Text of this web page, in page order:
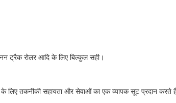
ट्रैक रोलर आदि के लिए बिल्कुल सही।
लिए तकनीकी सहायता और सेवाओं का एक व्यापक सूट प्रदान करते